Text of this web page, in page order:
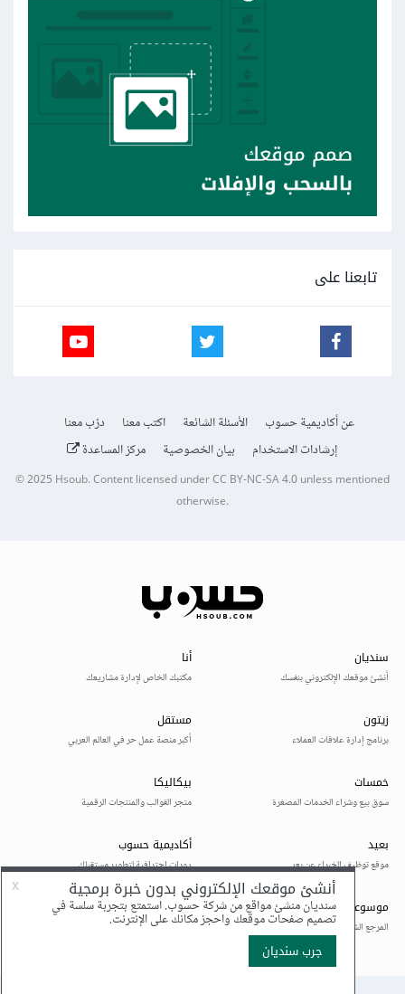
تابعنا على
عن أكاديمية حسوب الأسئلة الشائعة اكتب معنا
درّب معنا
إرشادات الاستخدام
بيان الخصوصية مركز المساعدة
© 2025Hsoub.Content licensed underCC BY-NC-SA 4.0unless mentioned
otherwise.